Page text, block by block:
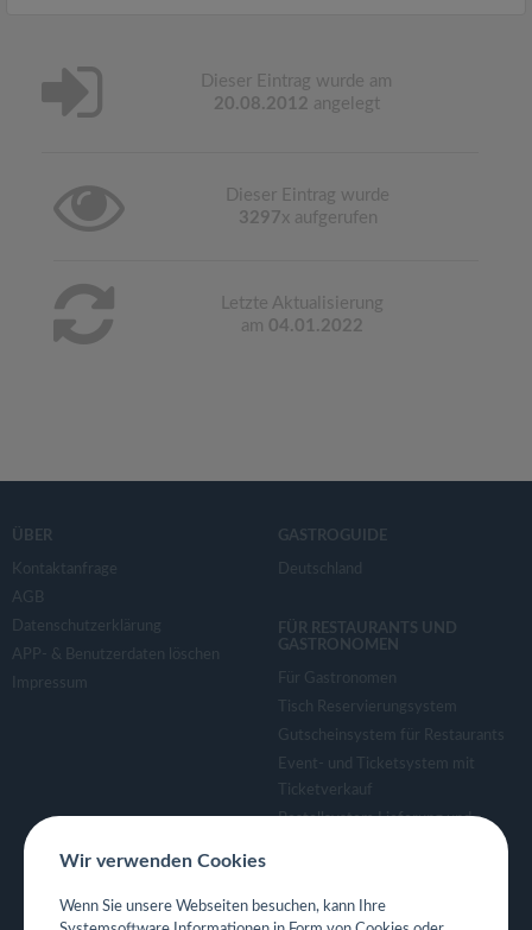
Dieser Eintrag wurde am
20.08.2012 angelegt
Dieser Eintrag wurde
3297x aufgerufen
Letzte Aktualisierung
am 04.01.2022
ÜBER
Kontaktanfrage
AGB
Datenschutzerklärung
APP- & Benutzerdaten löschen
Impressum
GASTROGUIDE
Deutschland
FÜR RESTAURANTS UND
GASTRONOMEN
Für Gastronomen
Tisch Reservierungsystem
Gutscheinsystem für Restaurants
Event- und Ticketsystem mit
Ticketverkauf
Bestellsystem Lieferung und
Eigene App für Restaurant
Wir verwenden Cookies
Wenn Sie unsere Webseiten besuchen, kann Ihre